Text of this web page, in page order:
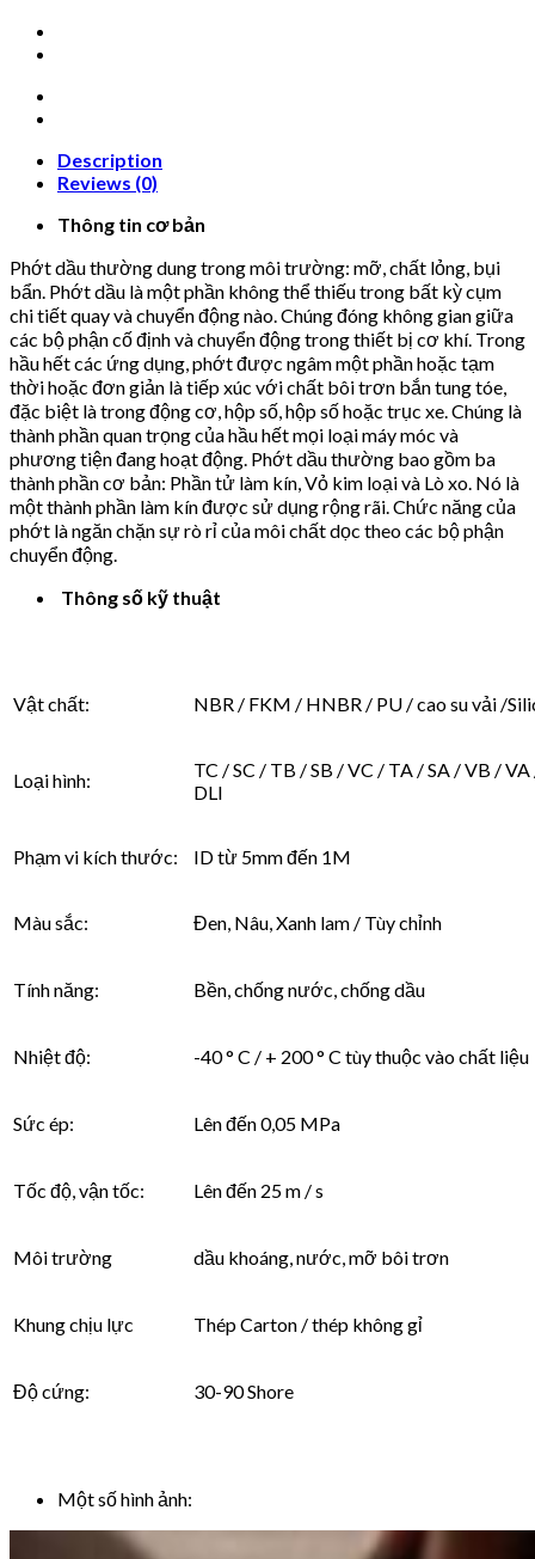
Description
Reviews (0)
Thông tin cơ bản
Phớt dầu thường dung trong môi trường: mỡ, chất lỏng, bụi
bẩn. Phớt dầu là một phần không thể thiếu trong bất kỳ cụm
chi tiết quay và chuyển động nào. Chúng đóng không gian giữa
các bộ phận cố định và chuyển động trong thiết bị cơ khí. Trong
hầu hết các ứng dụng, phớt được ngâm một phần hoặc tạm
thời hoặc đơn giản là tiếp xúc với chất bôi trơn bắn tung tóe,
đặc biệt là trong động cơ, hộp số, hộp số hoặc trục xe. Chúng là
thành phần quan trọng của hầu hết mọi loại máy móc và
phương tiện đang hoạt động. Phớt dầu thường bao gồm ba
thành phần cơ bản: Phần tử làm kín, Vỏ kim loại và Lò xo. Nó là
một thành phần làm kín được sử dụng rộng rãi. Chức năng của
phớt là ngăn chặn sự rò rỉ của môi chất dọc theo các bộ phận
chuyển động.
Thông số kỹ thuật
Vật chất: NBR / FKM / HNBR / PU / cao su vải /
Loại hình:
TC / SC / TB / SB / VC / TA / SA / VB /
DLI
Phạm vi kích thước: ID từ 5mm đến 1M
Màu sắc: Đen, Nâu, Xanh lam / Tùy chỉnh
Tính năng: Bền, chống nước, chống dầu
Nhiệt độ: -40 ° C / + 200 ° C tùy thuộc vào chất liệu
Sức ép: Lên đến 0,05 MPa
Tốc độ, vận tốc: Lên đến 25 m / s
Môi trường dầu khoáng, nước, mỡ bôi trơn
Khung chịu lực Thép Carton / thép không gỉ
Độ cứng: 30-90 Shore
Một số hình ảnh: